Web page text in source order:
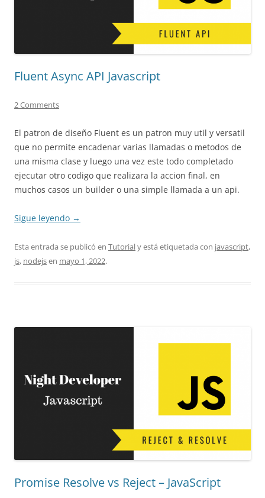
Fluent Async API Javascript
2 Comments
El patron de diseño Fluent es un patron muy util y versatil
que no permite encadenar varias llamadas o metodos de
una misma clase y luego una vez este todo completado
ejecutar otro codigo que realizara la accion final, en
muchos casos un builder o una simple llamada a un api.
Sigue leyendo →
Esta entrada se publicó en Tutorialy está etiquetada con javascript,
js, nodejsen mayo 1, 2022.
Promise Resolve vs Reject – JavaScript